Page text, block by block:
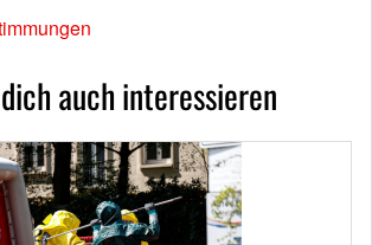
auch interessieren